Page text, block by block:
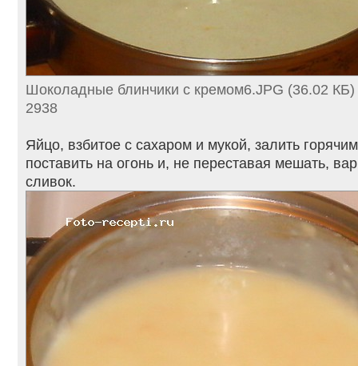
Шоколадные блинчики с кремом6.JPG (36.02
2938
Яйцо, взбитое с сахаром и мукой, залить
поставить на огонь и, не переставая мешать,
сливок.